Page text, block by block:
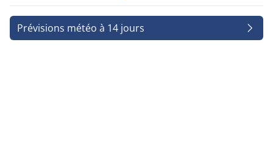
Prévisions météo à 14 jours